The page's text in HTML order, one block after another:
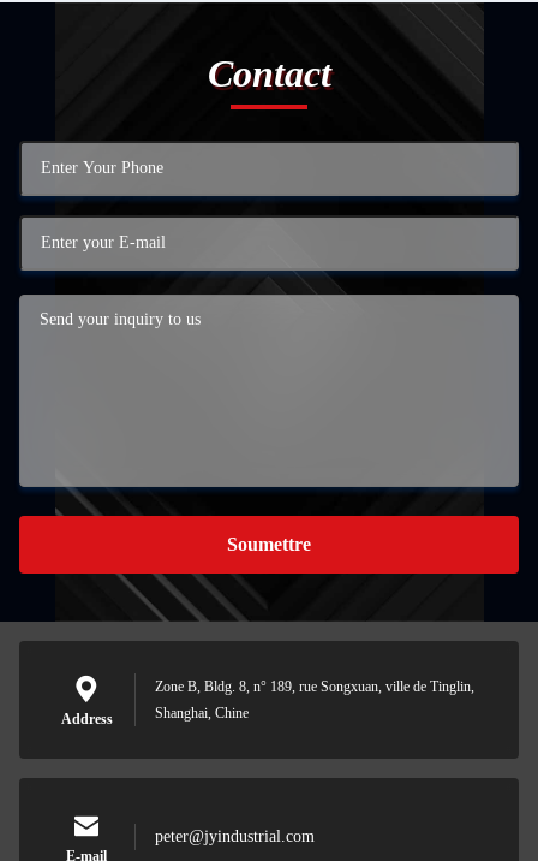
Contact
Soumettre
Address
Zone B, Bldg. 8, n° 189, rue Songxuan, ville de Tinglin,
Shanghai, Chine
E-mail
peter@jyindustrial.com